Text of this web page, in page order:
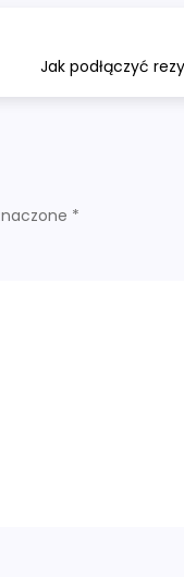
Jak podłączyć
*